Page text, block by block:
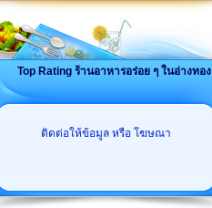
Top Rating ร้านอาหารอร่อย ๆ ในอ่างทอง
ติดต่อให้ข้อมูล หรือ โฆษณา